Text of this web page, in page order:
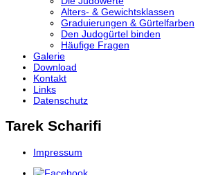
Alters- & Gewichtsklassen
Graduierungen & Gürtelfarben
Den Judogürtel binden
Häufige Fragen
Galerie
Download
Kontakt
Links
Datenschutz
Tarek Scharifi
Impressum